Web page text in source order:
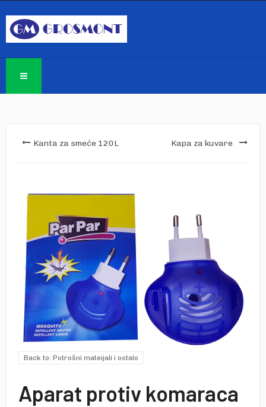
Kanta za smeće 120L Kapa za kuvare
Back to: Potrošni mateijali i ostalo
Aparat protiv komaraca